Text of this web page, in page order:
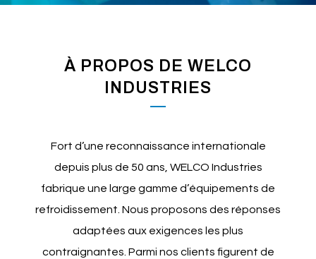
À PROPOS DE WELCO
INDUSTRIES
Fort d’une reconnaissance internationale
depuis plus de 50 ans, WELCO Industries
fabrique une large gamme d’équipements de
refroidissement. Nous proposons des réponses
adaptées aux exigences les plus
contraignantes. Parmi nos clients figurent de